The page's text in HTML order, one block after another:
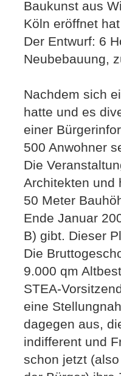
Baukunst aus
Köln eröffnet
Der Entwurf: 6
Neubebauung,
Nachdem sich
hatte und es
einer
500 Anwohner
Die
Architekten und
50 Meter
Ende Januar
B) gibt. Dieser
Die
9.000 qm
STEA-
eine
dagegen aus,
indifferent und
schon jetzt